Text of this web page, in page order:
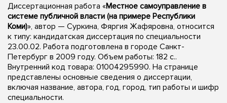
Диссертационная работа «Местное самоуправление в
системе публичной власти (на примере Республики
Коми)», автор — Суркина, Фяргия Жафяровна, относится
к типу: кандидатская диссертация по специальности
23.00.02. Работа подготовлена в городе Санкт-
Петербург в 2009 году. Объем работы: 182 с..
Внутренний код товара: 01004295990. На странице
представлены основные сведения о диссертации,
включая название, автора, год, город, тип работы и шифр
специальности.